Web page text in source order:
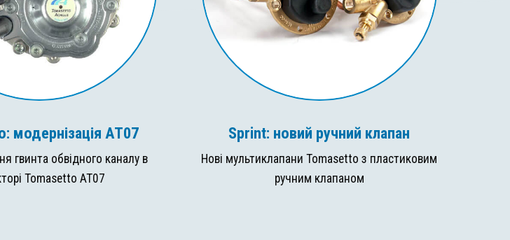
модернізація AT07
гвинта обвідного каналу в
Tomasetto AT07
Sprint: новий ручний клапан
Нові мультиклапани Tomasetto з пластиковим
ручним клапаном